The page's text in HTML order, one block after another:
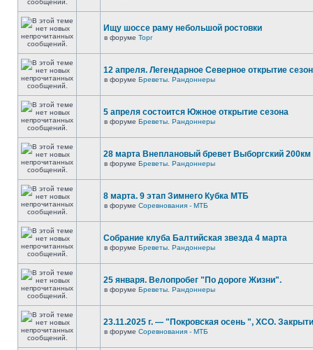
Ищу шоссе раму небольшой ростовки
в форуме Торг
12 апреля. Легендарное Северное открытие
в форуме Бреветы. Рандоннеры
5 апреля состоится Южное открытие сезона
в форуме Бреветы. Рандоннеры
28 марта Внеплановый бревет Выборгский 200км
в форуме Бреветы. Рандоннеры
8 марта. 9 этап Зимнего Кубка МТБ
в форуме Соревнования - МТБ
Собрание клуба Балтийская звезда 4 марта
в форуме Бреветы. Рандоннеры
25 января. Велопробег "По дороге Жизни".
в форуме Бреветы. Рандоннеры
23.11.2025 г. — "Покровская осень ", XCO.
в форуме Соревнования - МТБ